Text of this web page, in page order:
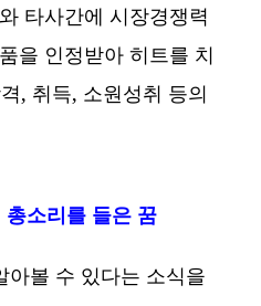
타사간에 시장경쟁력
을 인정받아 히트를 치
, 취득, 소원성취 등의
소리를 들은 꿈
아볼 수 있다는 소식을